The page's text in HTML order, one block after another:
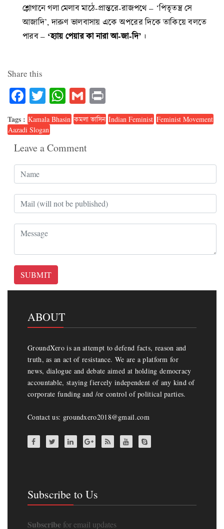
শ্লোগানে গলা মেলাব মাঠে-প্রান্তরে-রাজপথে – ‘পিতৃতন্ত্র সে
আজাদি’, দারুণ ভালবাসায় একে অপরের দিকে তাকিয়ে বলতে
পারব – ‘হ্যায় পেয়ার কা নারা আ-জা-দি’ ।
Share this
Facebook
TwitterWhatsApp
Gmail
Tags : Kamala Bhasin কমলা ভাসিন Indian Feminist Feminist Movement
Aazadi Slogan
Leave a Comment
SUBMIT
ABOUT
GroundXero is an attempt to defend facts, reason and
truth, as an act of resistance. We are a platform for
news, dialogue and debate aimed at holding democracy
accountable, staying fiercely independent of any kind of
corporate funding and /or control of political parties.
Contact us: groundxero2018@gmail.com
Subscribe to Us
Subscribe for email updates